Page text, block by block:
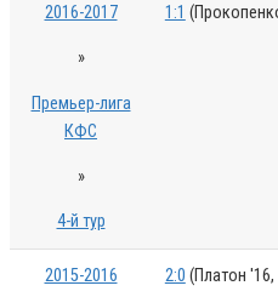
2016-2017
»
Премьер-лига
КФС
»
4-й тур
1:1
2015-2016 2:0 (Платон '16,